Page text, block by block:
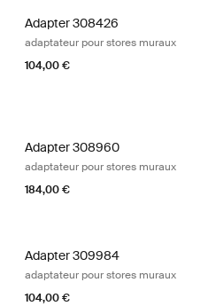
Adapter 308426
adaptateur pour stores muraux
104,00 €
Adapter 308960
adaptateur pour stores muraux
184,00 €
Adapter 309984
adaptateur pour stores muraux
104,00 €